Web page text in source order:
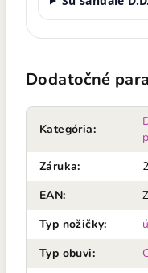
Dodatočné
Kategória:
Záruka:
EAN:
Typ nožičky:
Typ obuvi: